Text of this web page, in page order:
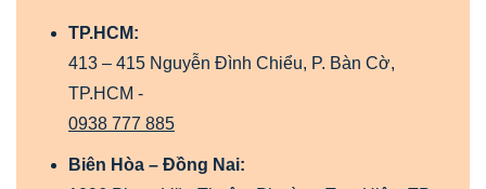
TP.HCM:
413 – 415 Nguyễn Đình Chiểu, P. Bàn Cờ,
TP.HCM -
0938 777 885
Biên Hòa – Đồng Nai: